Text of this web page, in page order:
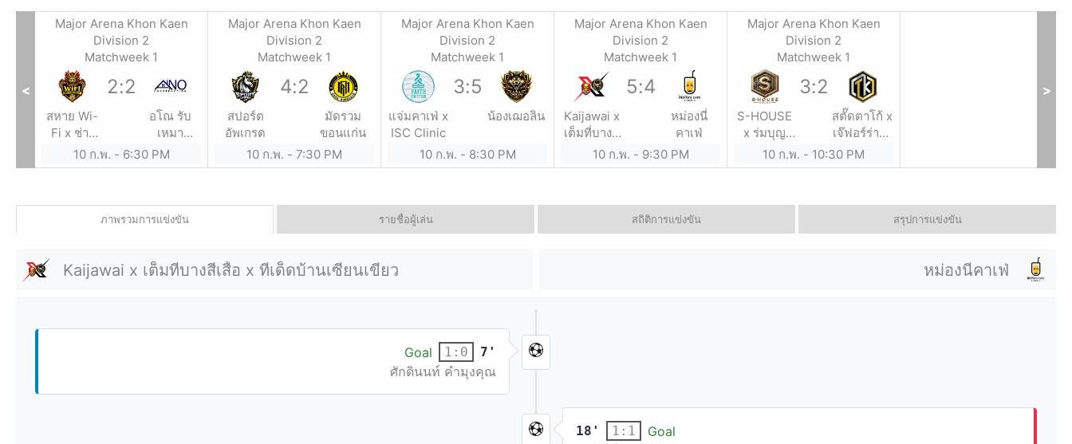
Major Arena Khon Kaen
Division 2
Matchweek 1
สหาย Wi-
Fi x ช่าง
ไหนสแตน
เลส
2:2
อโณ รับ
เหมา
ก่อสร้าง
10 ก.พ. - 6:30 PM
Major Arena Khon Kaen
Division 2
Matchweek 1
สปอร์ต
อัพเกรด
4:2
มัดรวม
ขอนแก่น
10 ก.พ. - 7:30 PM
Major Arena Khon Kaen
Division 2
Matchweek 1
แจ่มคาเฟ่ x
ISC Clinic
3:5
น้องเฌอลิน
10 ก.พ. - 8:30 PM
Major Arena Khon Kaen
Division 2
Matchweek 1
Kaijawai x
เต็มที่บางสี
เสื้อ x ทีเด็ด
บ้านเซียน
5:4
หม่องนี่
คาเฟ่
10 ก.พ. - 9:30 PM
Major Arena Khon Kaen
Division 2
Matchweek 1
S-HOUSE
x ร่มบุญ
ฟาร์ม
3:2
สตั๊ดตาโก้ x
เจ๊ฟอร์ร่าสั่ง
ลุย
10 ก.พ. - 10:30 PM
< >
ภาพรวมการแข่งขัน รายชื่อผู้เล่น สถิติการแข่งขัน สรุปการแข่งขัน
Kaijawai x เต็มที่บางสีเสื้อ x ทีเด็ดบ้านเซียนเขียว หม่องนี่คาเฟ่
Goal 1:0 7'
ศักดินนท์ คำมุงคุณ
18' 1:1
Goal